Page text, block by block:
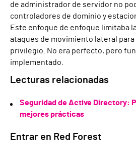
de administrador de servidor no
controladores de dominio y
Este enfoque de enfoque limitaba
ataques de movimiento lateral
privilegio. No era perfecto, pero
implementado.
Lecturas relacionadas
Seguridad de Active Directory:
mejores prácticas
Entrar en Red Forest